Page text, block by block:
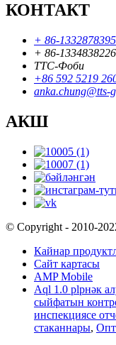
КОНТАКТ
+ 86-
+ 86-
ТТС-Фоби
+86 592 5219
anka.chung@tts-
АКШ
© Copyright - 2010-
Кайнар
Сайт картасы
AMP Mobile
Aql 1.0 plрнәк
сыйфатын
инспекциясе
стаканнары,